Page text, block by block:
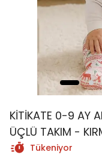
KİTİKATE 0-9 AY
ÜÇLÜ TAKIM -
Tükeniyor